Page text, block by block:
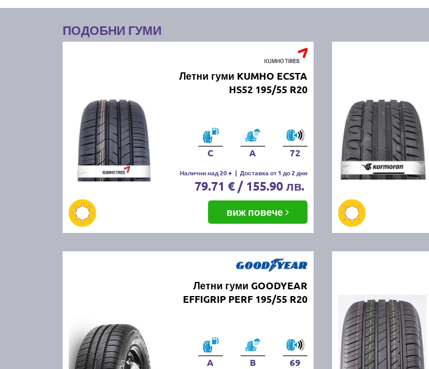
ПОДОБНИ ГУМИ
Летни гуми KUMHO ECSTA
HS52 195/55 R20
C A 72
Налични над 20 + | Доставка от 1 до 2 дни
79.71 € / 155.90 лв.
виж повече
Летни гуми GOODYEAR
EFFIGRIP PERF 195/55 R20
A B 69